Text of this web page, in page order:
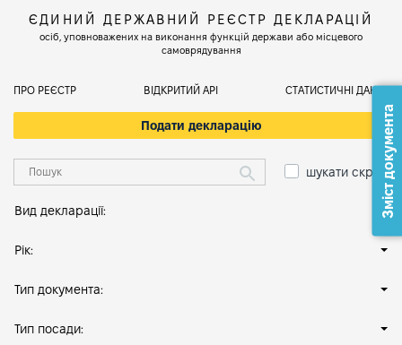
ЄДИНИЙ ДЕРЖАВНИЙ РЕЄСТР ДЕКЛАРАЦІЙ
осіб, уповноважених на виконання функцій держави або місцевого
самоврядування
ПРО РЕЄСТР ВІДКРИТИЙ АРІ СТАТИСТИЧНІ ДАНІ
Подати декларацію
шукати скрізь
Вид декларації:
Рік:
Тип документа:
Тип посади:
Зміст документа